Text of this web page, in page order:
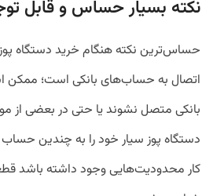
نکته بسیار حساس و قابل
حساس‌ترین نکته هنگام خرید دستگاه
اتصال به حساب‌های بانکی است؛
بانکی متصل نشوند یا حتی در بعضی از
دستگاه پوز سیار خود را به چندین
کار محدودیت‌هایی وجود داشته باشد